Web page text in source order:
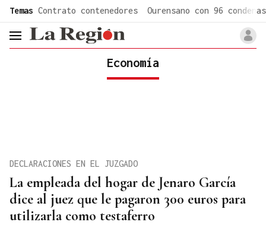
Temas Contrato contenedores Ourensano con 96 condenas
header.menu.open
Economía
La empleada del hogar de Jenaro García
dice al juez que le pagaron 300 euros para
utilizarla como testaferro
DECLARACIONES EN EL JUZGADO